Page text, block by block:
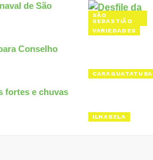
SÃO
SEBASTIÃO
VARIEDADES
de São
CARAGUATATUBA
Conselho
ILHABELA
fortes e chuvas